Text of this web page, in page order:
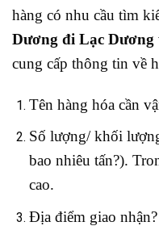
hàng có nhu cầu tìm
Dương đi Lạc Dương
cung cấp thông tin về
Tên hàng hóa cần
Số lượng/ khối
bao nhiêu tấn?).
cao.
Địa điểm giao